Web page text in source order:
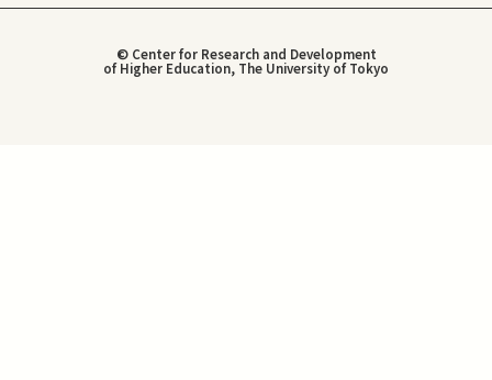
© Center for Research and Development
of Higher Education, The University of Tokyo